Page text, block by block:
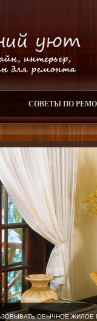
СОВЕТЫ ПО
ОБЫЧНОЕ